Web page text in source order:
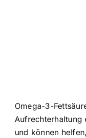
Omega-3-
Aufrechterhaltung
und können